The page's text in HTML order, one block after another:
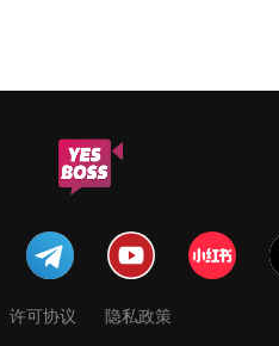
许可协议 隐私政策